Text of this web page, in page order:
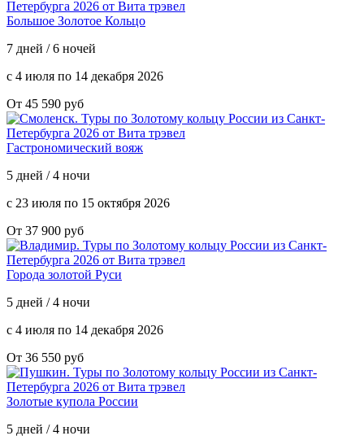
Большое Золотое Кольцо
7 дней / 6 ночей
с 4 июля по 14 декабря 2026
От 45 590 руб
Гастрономический вояж
5 дней / 4 ночи
с 23 июля по 15 октября 2026
От 37 900 руб
Города золотой Руси
5 дней / 4 ночи
с 4 июля по 14 декабря 2026
От 36 550 руб
Золотые купола России
5 дней / 4 ночи